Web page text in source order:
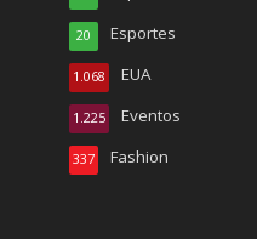
Esportes
20
EUA
1.068
Eventos
1.225
Fashion
337